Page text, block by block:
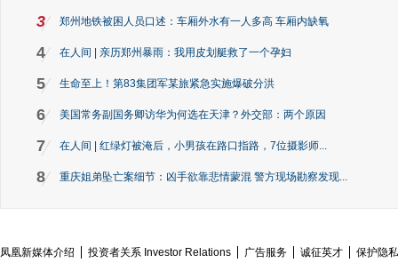
3 郑州地铁被困人员口述：车厢外水有一人多高 车厢内缺氧
4 在人间 | 亲历郑州暴雨：我用皮划艇救了一个孕妇
5 生命至上！第83集团军某旅紧急实施爆破分洪
6 美国常务副国务卿访华为何选在天津？外交部：两个原因
7 在人间 | 红绿灯被淹后，小男孩在路口指路，7位摄影师...
8 重庆姐弟坠亡案细节：凶手欲靠悲情蒙混 警方现场勘察发现...
凤凰新媒体介绍 投资者关系 Investor Relations 广告服务 诚征英才
保护隐